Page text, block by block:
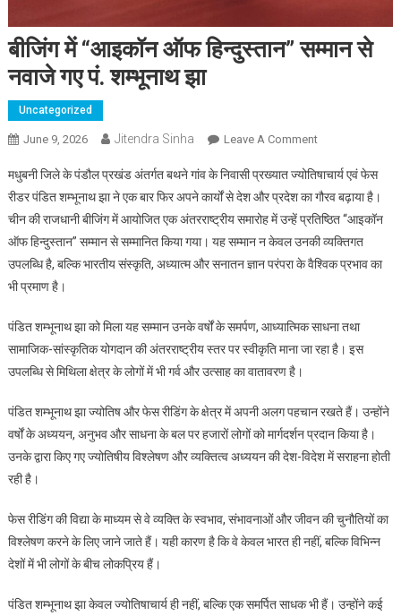
बीजिंग में “आइकॉन ऑफ हिन्दुस्तान” सम्मान से
नवाजे गए पं. शम्भूनाथ झा
Uncategorized
June 9, 2026 Jitendra Sinha Leave A CommentOn बीजिंग में
हिन्दुस्तान” सम्मान से
नवाजे गए पं.
शम्भूनाथ झा
मधुबनी जिले के पंडौल प्रखंड अंतर्गत बथने गांव के निवासी प्रख्यात ज्योतिषाचार्य एवं फेस
रीडर पंडित शम्भूनाथ झा ने एक बार फिर अपने कार्यों से देश और प्रदेश का गौरव बढ़ाया है।
चीन की राजधानी बीजिंग में आयोजित एक अंतरराष्ट्रीय समारोह में उन्हें प्रतिष्ठित “आइकॉन
ऑफ हिन्दुस्तान” सम्मान से सम्मानित किया गया। यह सम्मान न केवल उनकी व्यक्तिगत
उपलब्धि है, बल्कि भारतीय संस्कृति, अध्यात्म और सनातन ज्ञान परंपरा के वैश्विक प्रभाव का
भी प्रमाण है।
पंडित शम्भूनाथ झा को मिला यह सम्मान उनके वर्षों के समर्पण, आध्यात्मिक साधना तथा
सामाजिक-सांस्कृतिक योगदान की अंतरराष्ट्रीय स्तर पर स्वीकृति माना जा रहा है। इस
उपलब्धि से मिथिला क्षेत्र के लोगों में भी गर्व और उत्साह का वातावरण है।
पंडित शम्भूनाथ झा ज्योतिष और फेस रीडिंग के क्षेत्र में अपनी अलग पहचान रखते हैं। उन्होंने
वर्षों के अध्ययन, अनुभव और साधना के बल पर हजारों लोगों को मार्गदर्शन प्रदान किया है।
उनके द्वारा किए गए ज्योतिषीय विश्लेषण और व्यक्तित्व अध्ययन की देश-विदेश में सराहना होती
रही है।
फेस रीडिंग की विद्या के माध्यम से वे व्यक्ति के स्वभाव, संभावनाओं और जीवन की चुनौतियों का
विश्लेषण करने के लिए जाने जाते हैं। यही कारण है कि वे केवल भारत ही नहीं, बल्कि विभिन्न
देशों में भी लोगों के बीच लोकप्रिय हैं।
पंडित शम्भूनाथ झा केवल ज्योतिषाचार्य ही नहीं, बल्कि एक समर्पित साधक भी हैं। उन्होंने कई